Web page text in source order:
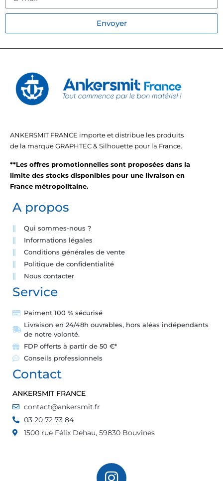
Envoyer
ANKERSMIT FRANCE importe et distribue les produits
de la marque GRAPHTEC & Silhouette pour la France.
**Les offres promotionnelles sont proposées dans la
limite des stocks disponibles pour une livraison en
France métropolitaine.
A propos
Qui sommes-nous ?
Informations légales
Conditions générales de vente
Politique de confidentialité
Nous contacter
Service
Paiment 100 % sécurisé
Livraison en 24/48h ouvrables, hors aléas indépendants
de notre volonté.
FDP offerts à partir de 50 €*
Conseils professionnels
Contact
ANKERSMIT FRANCE
contact@ankersmit.fr
03 20 72 73 84
1500 rue Félix Dehau, 59830 Bouvines